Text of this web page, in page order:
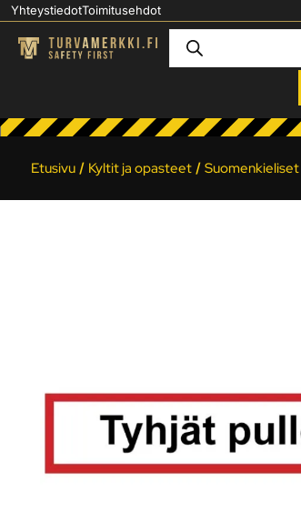
YhteystiedotToimitusehdot
Etusivu/ Kyltit ja opasteet/